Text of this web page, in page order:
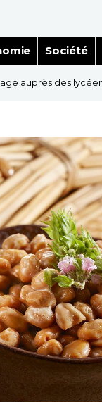
Société
auprès des